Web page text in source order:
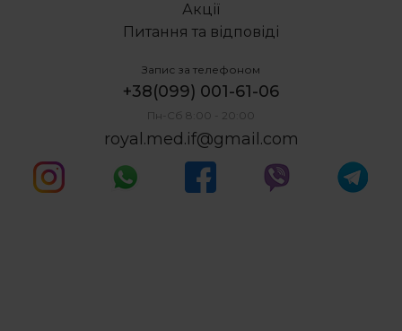
Акції
Питання та відповіді
Запис за телефоном
+38(099) 001-61-06
Пн-Сб 8:00 - 20:00
royal.med.if@gmail.com